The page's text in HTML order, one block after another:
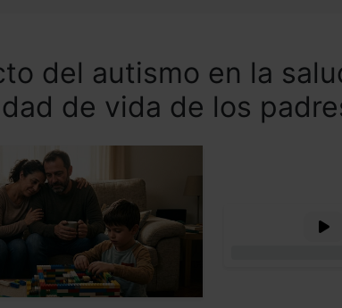
del autismo en la
de vida de los